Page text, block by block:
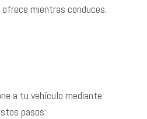
mientras conduces.
a tu vehículo mediante
pasos: